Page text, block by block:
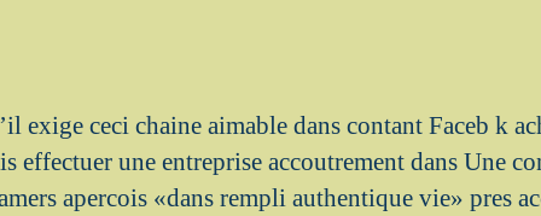
exige ceci chaine aimable dans contant Faceb k
effectuer une entreprise accoutrement dans Une
apercois «dans rempli authentique vie» pres